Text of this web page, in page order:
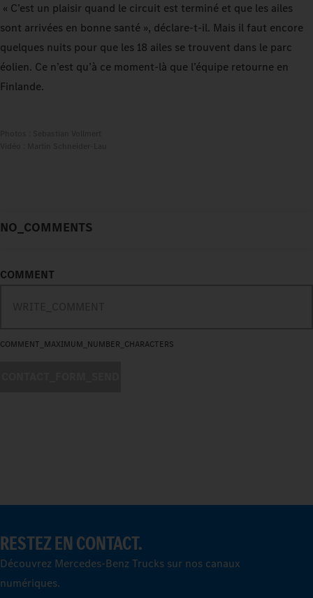
« C’est un plaisir quand le circuit est terminé et que les ailes
sont arrivées en bonne santé », déclare-t-il. Mais il faut encore
quelques nuits pour que les 18 ailes se trouvent dans le parc
éolien. Ce n’est qu’à ce moment-là que l’équipe retourne en
Finlande.
NO_COMMENTS
COMMENT
COMMENT_MAXIMUM_NUMBER_CHARACTERS
RESTEZ EN CONTACT.
Découvrez Mercedes-Benz Trucks sur nos canaux
numériques.